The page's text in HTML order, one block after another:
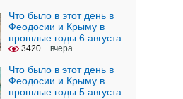
Что было в этот день в
Феодосии и Крыму в
прошлые годы 6 августа
3420 вчера
Что было в этот день в
Феодосии и Крыму в
прошлые годы 5 августа